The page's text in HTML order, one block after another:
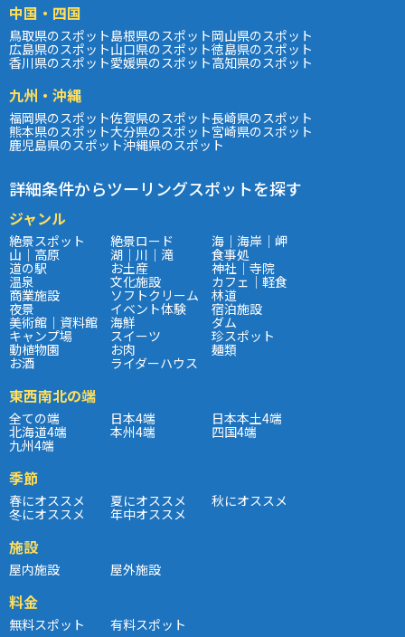
中国・四国
鳥取県のスポット島根県のスポット岡山県のスポット
広島県のスポット山口県のスポット徳島県のスポット
香川県のスポット愛媛県のスポット高知県のスポット
九州・沖縄
福岡県のスポット佐賀県のスポット長崎県のスポット
熊本県のスポット大分県のスポット宮崎県のスポット
鹿児島県のスポット沖縄県のスポット
詳細条件からツーリングスポットを探す
ジャンル
絶景スポット 絶景ロード 海｜海岸｜岬
山｜高原 湖｜川｜滝 食事処
道の駅 お土産 神社｜寺院
温泉 文化施設 カフェ｜軽食
商業施設 ソフトクリーム 林道
夜景 イベント体験 宿泊施設
美術館｜資料館 海鮮 ダム
キャンプ場 スイーツ 珍スポット
動植物園 お肉 麺類
お酒 ライダーハウス
東西南北の端
全ての端 日本4端 日本本土4端
北海道4端 本州4端 四国4端
九州4端
季節
春にオススメ 夏にオススメ 秋にオススメ
冬にオススメ 年中オススメ
施設
屋内施設 屋外施設
料金
無料スポット 有料スポット